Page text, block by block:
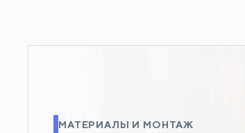
МАТЕРИАЛЫ И МОНТАЖ